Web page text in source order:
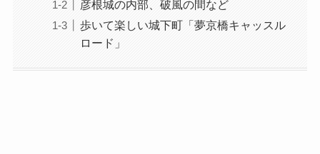
彦根城の内部、破風の間など
歩いて楽しい城下町「夢京橋キャッスル
ロード」